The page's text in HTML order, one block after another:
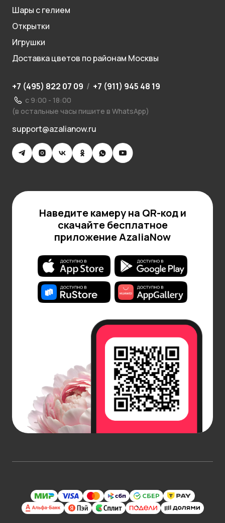
Шары с гелием
Открытки
Игрушки
Доставка цветов по районам Москвы
+7 (495) 822 07 09 / +7 (911) 945 48 19
с 9:00 - 18:00
(в остальные часы пишите в WhatsApp)
support@azalianow.ru
Наведите камеру на QR-код и
скачайте бесплатное
приложение AzaliaNow